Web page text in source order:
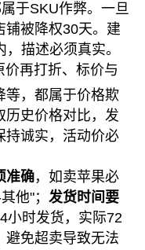
于SKU作弊。一旦
铺被降权30天。建
描述必须真实。
价再打折、标价与
等，都属于价格欺
历史价格对比，发
持诚实，活动价必
准确，如卖苹果必
他"；发货时间要
小时发货，实际72
避免超卖导致无法